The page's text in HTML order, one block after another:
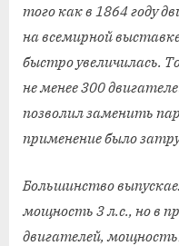
того как в 1864 году
на всемирной
быстро увеличилась.
не менее 300
позволил заменить
применение было
Большинство
мощность 3 л.с., но в
двигателей,